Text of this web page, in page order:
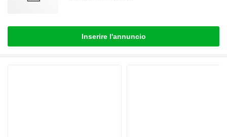
Inserire l'annuncio